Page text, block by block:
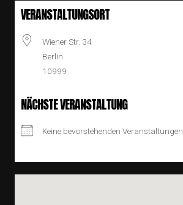
VERANSTALTUNGSORT
Wiener Str. 34
Berlin
10999
NÄCHSTE VERANSTALTUNG
Keine bevorstehenden Veranstaltungen